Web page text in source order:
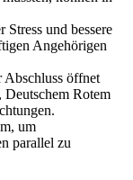
Stress und bessere
Angehörigen
Abschluss öffnet
Rotem
um
parallel zu